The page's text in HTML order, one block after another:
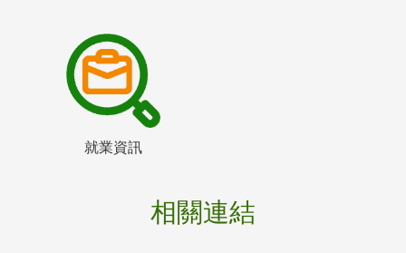
就業資訊
相關連結